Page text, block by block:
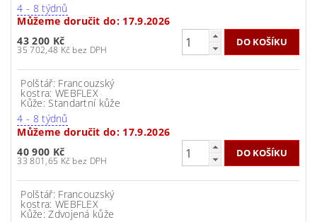
4 - 8 týdnů
Můžeme doručit do: 17.9.2026
43 200 Kč
35 702,48 Kč bez DPH
Polštář: Francouzský
kostra: WEBFLEX
Kůže: Standartní kůže
4 - 8 týdnů
Můžeme doručit do: 17.9.2026
40 900 Kč
33 801,65 Kč bez DPH
Polštář: Francouzský
kostra: WEBFLEX
Kůže: Zdvojená kůže